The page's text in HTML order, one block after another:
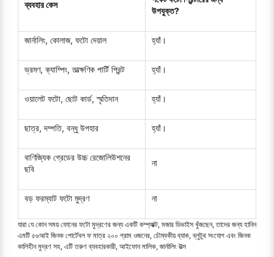
ব্যবহার কেস
উপযুক্ত?
জার্নালিং, কোলাজ, ফটো দেয়াল হ্যাঁ।
ভ্রমণ, ক্যাম্পিং, তাত্ক্ষণিক পার্টি প্রিন্ট হ্যাঁ।
ওয়ালেট ফটো, ছোট কার্ড, স্মৃতিদান হ্যাঁ।
ছাত্র, দম্পতি, বন্ধু উপহার হ্যাঁ।
বাণিজ্যিক গ্রেডের উচ্চ রেজোলিউশনের
ছবি
না
বড় ফরম্যাট ফটো মুদ্রণ না
যারা যে কোন সময় ফোনের ফটো মুদ্রণের জন্য একটি কম্প্যাক্ট, মজার ডিভাইস খুঁজছেন, তাদের জন্য হানিন
এমটি ৫৬আই জিনক পোর্টেবল ফ মাত্র ২০০ গ্রাম ওজনের, চৌম্বকীয় ব্যাক, ব্লুটুথ সংযোগ এবং জিনক
কালিহীন মুদ্রণ সহ, এটি তরুণ ব্যবহারকারী, আইফোন মালিক, জার্নালিং উত্স